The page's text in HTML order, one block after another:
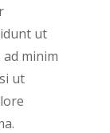
ut
minim
ut